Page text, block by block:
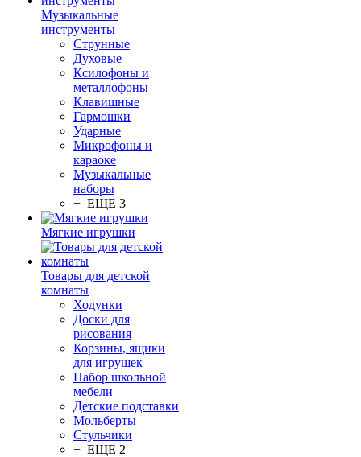
Музыкальные
инструменты
Струнные
Духовые
Ксилофоны и
металлофоны
Клавишные
Гармошки
Ударные
Микрофоны и
караоке
Музыкальные
наборы
+ ЕЩЕ 3
Мягкие игрушки
Товары для детской
комнаты
Ходунки
Доски для
рисования
Корзины, ящики
для игрушек
Набор школьной
мебели
Детские подставки
Мольберты
Стульчики
+ ЕЩЕ 2